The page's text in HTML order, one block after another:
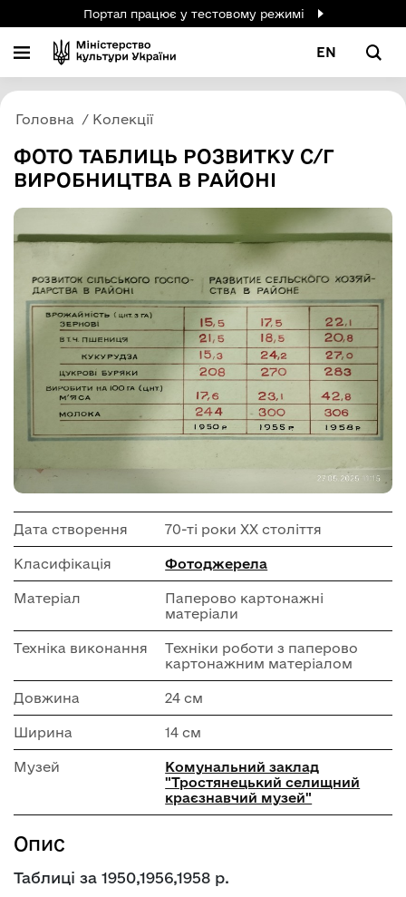
Портал працює у тестовому режимі
EN
Головна Колекції
ФОТО ТАБЛИЦЬ РОЗВИТКУ С/Г
ВИРОБНИЦТВА В РАЙОНІ
Дата створення 70-ті роки ХХ століття
Класифікація Фотоджерела
Матеріал
Паперово картонажні
матеріали
Техніка виконання
Техніки роботи з паперово
картонажним матеріалом
Довжина 24 см
Ширина 14 см
Музей
Комунальний заклад
"Тростянецький селищний
краєзнавчий музей"
Опис
Таблиці за 1950,1956,1958 р.